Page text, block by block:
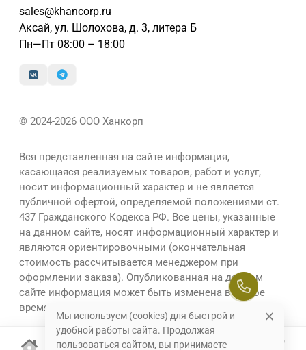
sales@khancorp.ru
Аксай, ул. Шолохова, д. 3, литера Б
Пн—Пт 08:00 – 18:00
© 2024-2026 ООО Ханкорп
Вся представленная на сайте информация,
касающаяся реализуемых товаров, работ и услуг,
носит информационный характер и не является
публичной офертой, определяемой положениями ст.
437 Гражданского Кодекса РФ. Все цены, указанные
на данном сайте, носят информационный характер и
являются ориентировочными (окончательная
стоимость рассчитывается менеджером при
оформлении заказа). Опубликованная на данном
сайте информация может быть изменена в любое
время без предварительного уведомления.
Мы используем (cookies) для быстрой и
удобной работы сайта. Продолжая
пользоваться сайтом, вы принимаете